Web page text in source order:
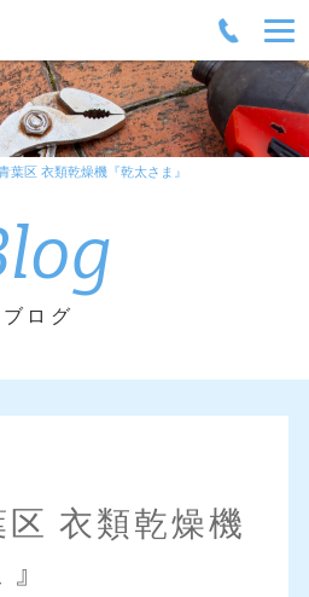
葉区 衣類乾燥機『乾太さま』
Blog
ブログ
衣類乾燥機